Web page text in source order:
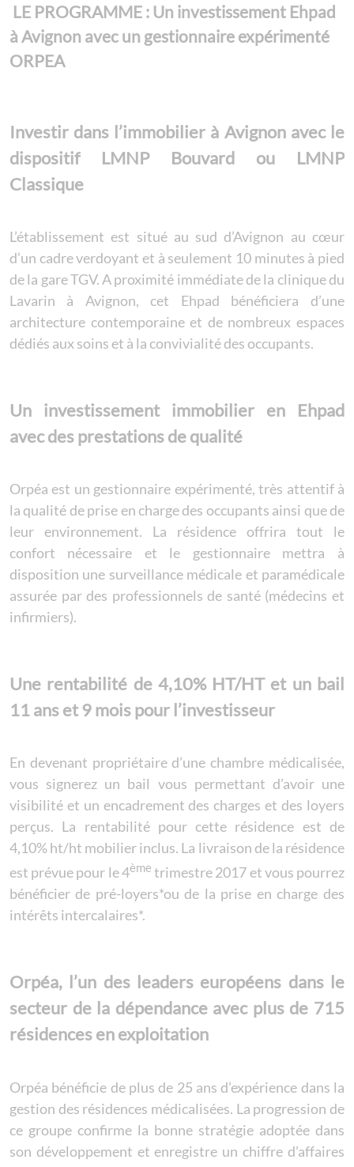
LE PROGRAMME : Un investissement Ehpad
à Avignon avec un gestionnaire expérimenté
ORPEA
Investir dans l’immobilier à Avignon avec le
dispositif LMNP Bouvard ou LMNP
Classique
L’établissement est situé au sud d’Avignon au cœur
d’un cadre verdoyant et à seulement 10 minutes à pied
de la gare TGV. A proximité immédiate de la clinique du
Lavarin à Avignon, cet Ehpad bénéficiera d’une
architecture contemporaine et de nombreux espaces
dédiés aux soins et à la convivialité des occupants.
Un investissement immobilier en Ehpad
avec des prestations de qualité
Orpéa est un gestionnaire expérimenté, très attentif à
la qualité de prise en charge des occupants ainsi que de
leur environnement. La résidence offrira tout le
confort nécessaire et le gestionnaire mettra à
disposition une surveillance médicale et paramédicale
assurée par des professionnels de santé (médecins et
infirmiers).
Une rentabilité de 4,10% HT/HT et un bail
11 ans et 9 mois pour l’investisseur
En devenant propriétaire d’une chambre médicalisée,
vous signerez un bail vous permettant d’avoir une
visibilité et un encadrement des charges et des loyers
perçus. La rentabilité pour cette résidence est de
4,10% ht/ht mobilier inclus. La livraison de la résidence
est prévue pour le 4ème trimestre 2017 et vous pourrez
bénéficier de pré-loyers*ou de la prise en charge des
intérêts intercalaires*.
Orpéa, l’un des leaders européens dans le
secteur de la dépendance avec plus de 715
résidences en exploitation
Orpéa bénéficie de plus de 25 ans d’expérience dans la
gestion des résidences médicalisées. La progression de
ce groupe confirme la bonne stratégie adoptée dans
son développement et enregistre un chiffre d’affaires